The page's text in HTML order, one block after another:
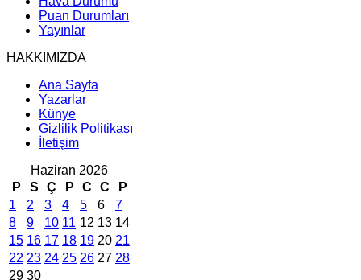
Puan Durumları
Yayınlar
HAKKIMIZDA
Ana Sayfa
Yazarlar
Künye
Gizlilik Politikası
İletişim
Haziran 2026
P
S Ç P C C
P
1
2 3 4 5 6
7
8
9 10 11 12 13 14
15 16 17 18 19 20 21
22 23 24 25 26 27 28
29 30